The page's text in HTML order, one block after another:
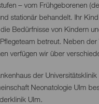
– vom Frühgeborenen
stationär behandelt. Ihr
Bedürfnisse von Kindern
betreut. Neben der
verfügen wir über
der
Neonatologie Ulm
Ulm.